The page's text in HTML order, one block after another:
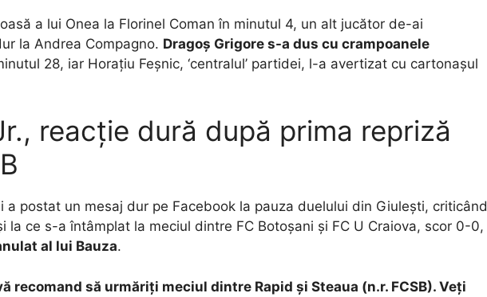
a lui Onea la Florinel Coman în minutul 4, un alt jucător de-ai
la Andrea Compagno. Dragoș Grigore s-a dus cu crampoanele
28, iar Horațiu Feșnic, ‘centralul’ partidei, l-a avertizat cu cartonașul
reacție dură după prima repriză
postat un mesaj dur pe Facebook la pauza duelului din Giulești, criticând
la ce s-a întâmplat la meciul dintre FC Botoșani și FC U Craiova, scor 0-0,
al lui Bauza.
recomand să urmăriți meciul dintre Rapid și Steaua (n.r. FCSB). Veți